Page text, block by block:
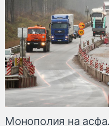
Монополия на